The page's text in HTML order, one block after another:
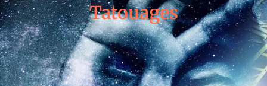
Tatouages